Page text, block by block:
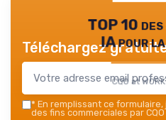
TOP 10
IA pour
CQO at
Téléchargez
* En remplissant ce formulaire,
des fins commerciales par